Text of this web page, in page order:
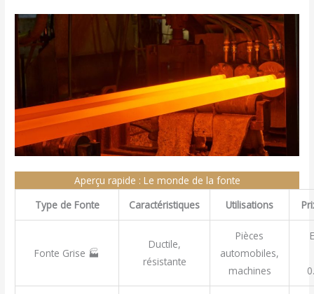
Aperçu rapide : Le monde de la fonte
Type de Fonte
Caractéristiques Utilisations
Fonte Grise 🏭
Ductile,
résistante
Pièces
automobiles,
machines